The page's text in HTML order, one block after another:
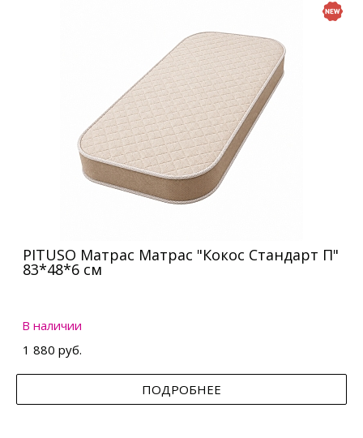
PITUSO Матрас Матрас "Кокос Стандарт П"
83*48*6 см
В наличии
1 880 руб.
ПОДРОБНЕЕ